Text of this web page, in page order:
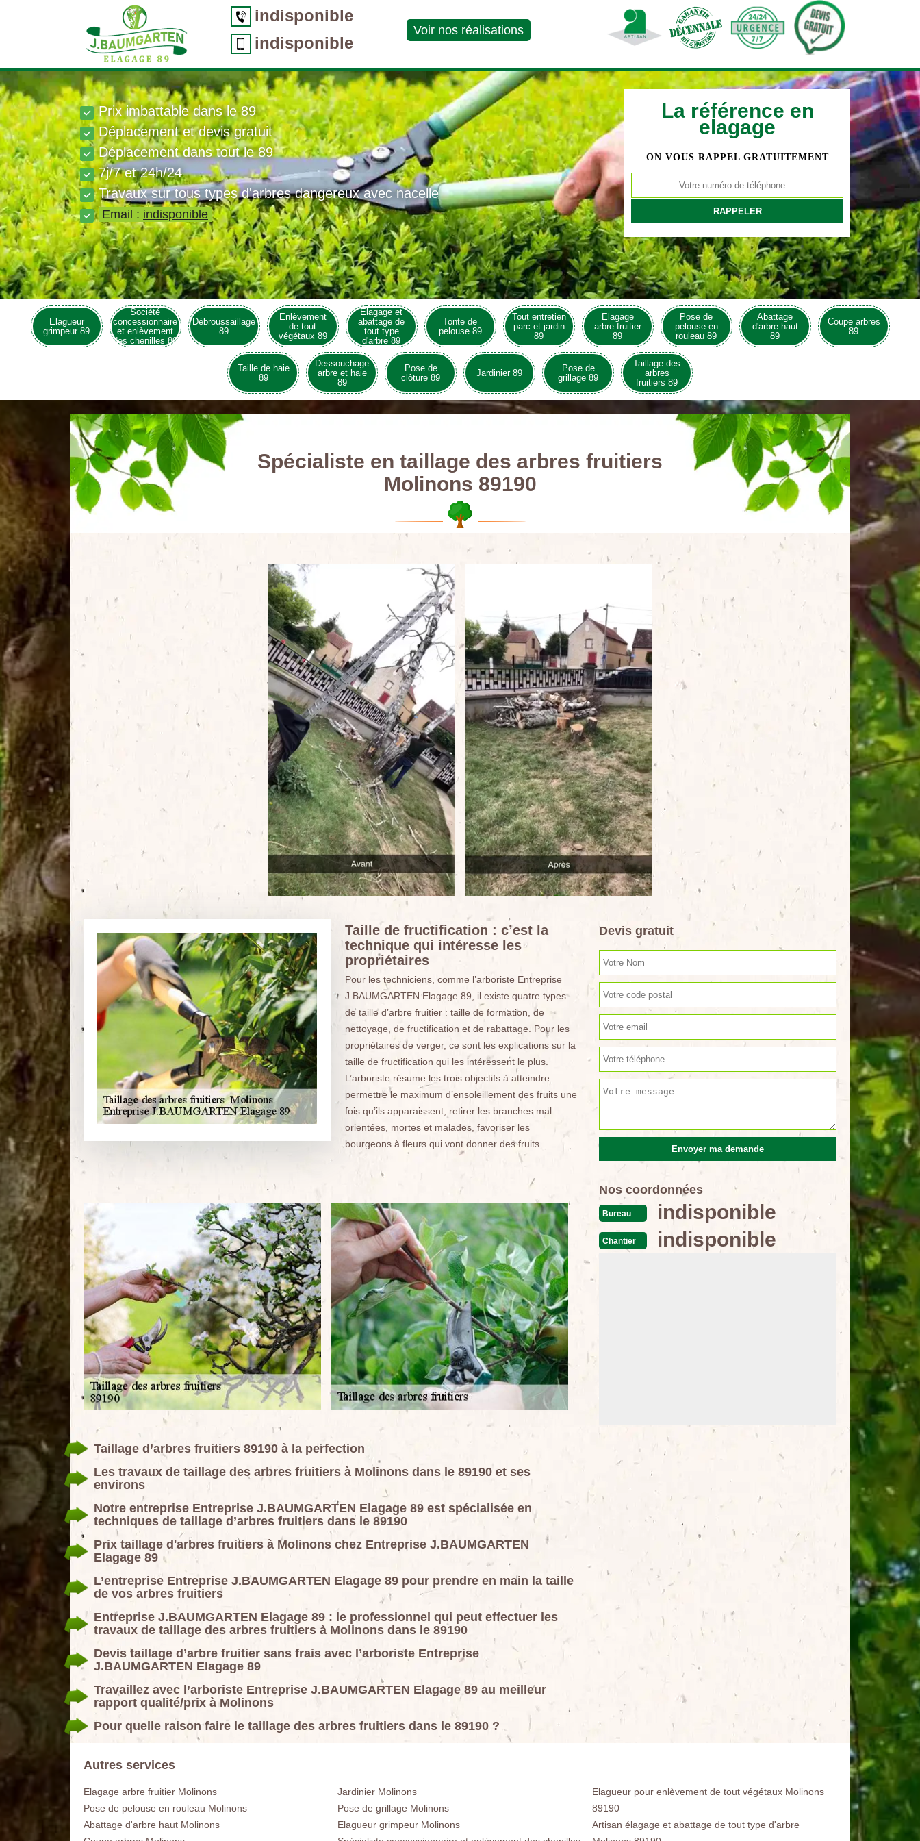
indisponible
indisponible
Voir nos réalisations
La référence en
elagage
ON VOUS RAPPEL GRATUITEMENT
Prix imbattable dans le 89
Déplacement et devis gratuit
Déplacement dans tout le 89
7j/7 et 24h/24
Travaux sur tous types d'arbres dangereux avec nacelle
Email : indisponible
Elagueur
grimpeur 89
Société
concessionnaire
et enlèvement
des chenilles 89
Débroussaillage
89
Enlèvement
de tout
végétaux 89
Elagage et
abattage de
tout type
d'arbre 89
Tonte de
pelouse 89
Tout entretien
parc et jardin
89
Elagage
arbre fruitier
89
Pose de
pelouse en
rouleau 89
Abattage
d'arbre haut
89
Coupe arbres
89
Taille de haie
89
Dessouchage
arbre et haie
89
Pose de
clôture 89
Jardinier 89
Pose de
grillage 89
Taillage des
arbres
fruitiers 89
Spécialiste en taillage des arbres fruitiers
Molinons 89190
Taille de fructification : c’est la
technique qui intéresse les
propriétaires
Pour les techniciens, comme l’arboriste Entreprise
J.BAUMGARTEN Elagage 89, il existe quatre types
de taille d’arbre fruitier : taille de formation, de
nettoyage, de fructification et de rabattage. Pour les
propriétaires de verger, ce sont les explications sur la
taille de fructification qui les intéressent le plus.
L’arboriste résume les trois objectifs à atteindre :
permettre le maximum d’ensoleillement des fruits une
fois qu’ils apparaissent, retirer les branches mal
orientées, mortes et malades, favoriser les
bourgeons à fleurs qui vont donner des fruits.
Taillage d’arbres fruitiers 89190 à la perfection
Les travaux de taillage des arbres fruitiers à Molinons dans le 89190 et ses
environs
Notre entreprise Entreprise J.BAUMGARTEN Elagage 89 est spécialisée en
techniques de taillage d’arbres fruitiers dans le 89190
Prix taillage d'arbres fruitiers à Molinons chez Entreprise J.BAUMGARTEN
Elagage 89
L’entreprise Entreprise J.BAUMGARTEN Elagage 89 pour prendre en main la taille
de vos arbres fruitiers
Entreprise J.BAUMGARTEN Elagage 89 : le professionnel qui peut effectuer les
travaux de taillage des arbres fruitiers à Molinons dans le 89190
Devis taillage d’arbre fruitier sans frais avec l’arboriste Entreprise
J.BAUMGARTEN Elagage 89
Travaillez avec l’arboriste Entreprise J.BAUMGARTEN Elagage 89 au meilleur
rapport qualité/prix à Molinons
Pour quelle raison faire le taillage des arbres fruitiers dans le 89190 ?
Devis gratuit
Nos coordonnées
Bureau indisponible
Chantier indisponible
Autres services
Elagage arbre fruitier Molinons
Pose de pelouse en rouleau Molinons
Abattage d'arbre haut Molinons
Jardinier Molinons
Pose de grillage Molinons
Elagueur grimpeur Molinons
Elagueur pour enlèvement de tout végétaux Molinons
89190
Artisan élagage et abattage de tout type d'arbre